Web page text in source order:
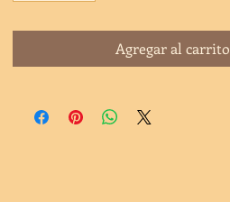
Agregar al carrito